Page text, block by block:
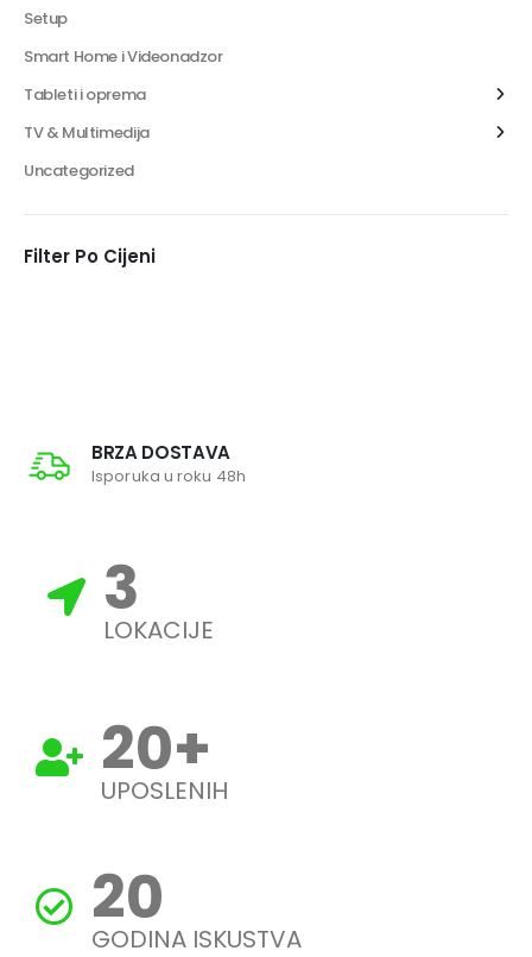
Setup
Smart Home i Videonadzor
Tableti i oprema
TV & Multimedija
Uncategorized
Filter Po Cijeni
BRZA DOSTAVA
Isporuka u roku 48h
3
LOKACIJE
20+
UPOSLENIH
20
GODINA ISKUSTVA